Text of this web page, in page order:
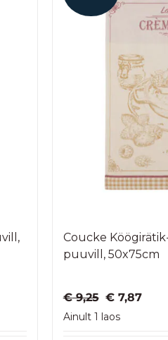
Coucke
puuvill, 50x75cm
€9,25 Algne
hind
€7,87
Ainult 1 laos